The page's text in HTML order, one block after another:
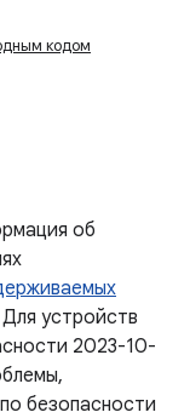
кодом
об
устройств
2023-10-
безопасности